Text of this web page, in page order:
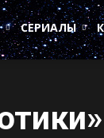
СЕРИАЛЫ